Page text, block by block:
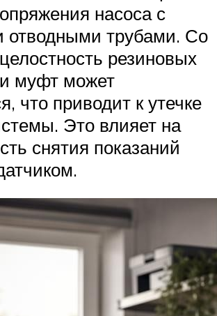
насоса с
отводными трубами. Со
резиновых
муфт может
что приводит к утечке
Это влияет на
снятия показаний